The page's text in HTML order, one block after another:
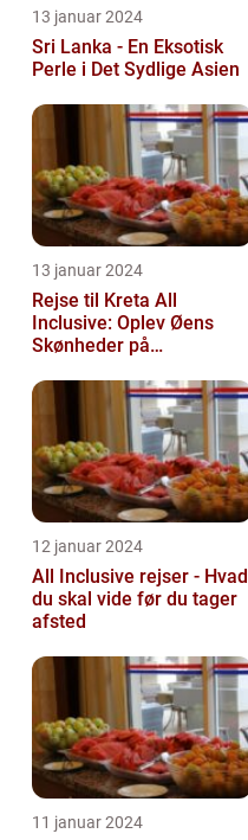
13 januar 2024
Sri Lanka - En Eksotisk
Perle i Det Sydlige Asien
13 januar 2024
Rejse til Kreta All
Inclusive: Oplev Øens
Skønheder på
12 januar 2024
All Inclusive rejser - Hvad
du skal vide før du tager
afsted
11 januar 2024